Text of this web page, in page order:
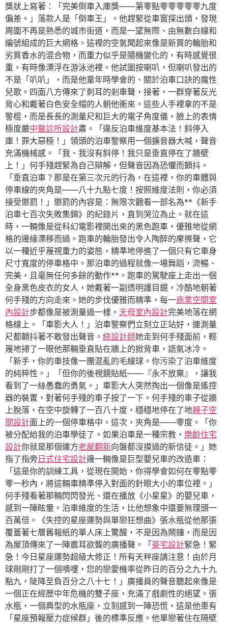
獎狀上寫著：「完美倒車入庫獎——第零點零零零零零九度
偏差。」落款人是「倒車王」。他趕緊從車窗探出頭，發現
周圍不再是熟悉的城市街道，而是一望無際、由無數白線和
編號組成的巨大網格。這裡的空氣聞起來像是新買的輪胎和
劣質香水的混合物，而重力似乎是隨機變化的，有時感覺很
重，有時像漂浮在游泳池裡。他試圖按喇叭，但喇叭發出的
不是「叭叭」，而是他童年時學會的、關於泊車口訣的魔性
兒歌。四面八方傳來了刺耳的剎車聲，接著，一群穿著反光
背心和戴著白色安全帽的人朝他衝來。這些人手裡拿的不是
警棍，而是長長的測量尺和巨大的電子角度儀，臉上的表情
極度嚴中醫診所設計肅。「違反泊車維度基本法！斜停入
庫！罪大惡極！」領頭的泊車警察用一個擴音器大喊，聲音
充滿機械感。「我、我沒有斜停！我只是垂直停在了牆壁
上！」何手殘趕緊為自己辯解，但聲音因為恐懼而顫抖。
「垂直泊車？那是在第三次元的行為，在這裡，你的車體與
停車線的夾角是——八十九點七度！按照維度法則，你必須
接受懲罰！」懲罰的內容是：無限次觀看一部名為**《新手
泊車七百次失敗集錦》的紀錄片，直到哭泣為止。就在這
時，一輛像是從科幻電影裡開出來的黑色跑車，優雅地從網
格的邊緣漂移而過。跑車的輪胎發出令人陶醉的摩擦聲，它
以一種近乎蔑視重力的姿態，精準地停進了一個只有它車身
尺寸寬度的停車格中。那泊車的過程就像一場舞蹈，流暢、
完美，且毫無任何多餘的動作**。跑車的駕駛座上走出一個
全身黑色皮衣的女人，她戴著一副透明護目鏡，冷酷地朝著
何手殘的方向走來。她的步伐優雅而精準，每一商業空間室
內設計步都像是被測量過一樣， 天母室內設計完美地落在網
格線上。「車影大人！」泊車警察們立刻立正站好，連測量
尺都顫抖著不敢發出聲音。 綠設計師她走到何手殘面前，輕
蔑地掃了一眼他那輛垂直貼在牆上的掀背車，語氣冰冷。
「新手，你的車技像一團混亂的毛線球。你污染了泊車維度
的純粹性。」「但你的後視鏡貼紙——『永不放棄』，讓我
看到了一絲愚蠢的勇氣。」車影大人突然掏出一個像是遙控
器的裝置，對著何手殘的車子按了一下。何手殘的車子從牆
上脫落，在空中旋轉了一百八十度，穩穩地停在了地親子空
間設計面上的一個停車格中。這次，夾角是——零度。「你
被分配給我的泊車學徒了。如果泊車是一種宗教， 樂齡住宅
設計你就是那個連方老屋翻新向盤都沒摸過的新信徒。」她
指了指旁 日式住宅設計邊一輛像是巨型嬰兒車的改造車：
「這是你的訓練工具，從現在開始，你得學會如何在零點零
零一秒內，將這輛車精準停入對面的針眼大小的車位裡。」
何手殘看著那輛閃閃發光、還在播放《小星星》的嬰兒車，
感到一陣眩暈。泊車維度的生活，比他想象中還要無理頭一
百萬倍。《失控的星座運勢與單戀狂想曲》張水瓶從他那張
覆蓋著七層舊報紙的單人床上驚醒，不是因為鬧鐘，而是因
為屋頂傳來了一陣震耳欲聾的廣播聲。「 豪宅設計緊急！緊
急！今日星座運勢超級大修正！所有天秤座請注意！由於月
球剛剛打了一個噴嚏，您的戀愛機率從昨日的百分之九十九
點九，陡降至負百分之八十七！」廣播員的聲音聽起來像是
一個正在經歷中年危機的雙子座，充滿了戲劇性的絕望。張
水瓶，一個典型的水瓶座，立刻感到一陣恐慌，這是他患有
「星座預報壓力症候群」後的標準反應。他單戀著住在隔壁